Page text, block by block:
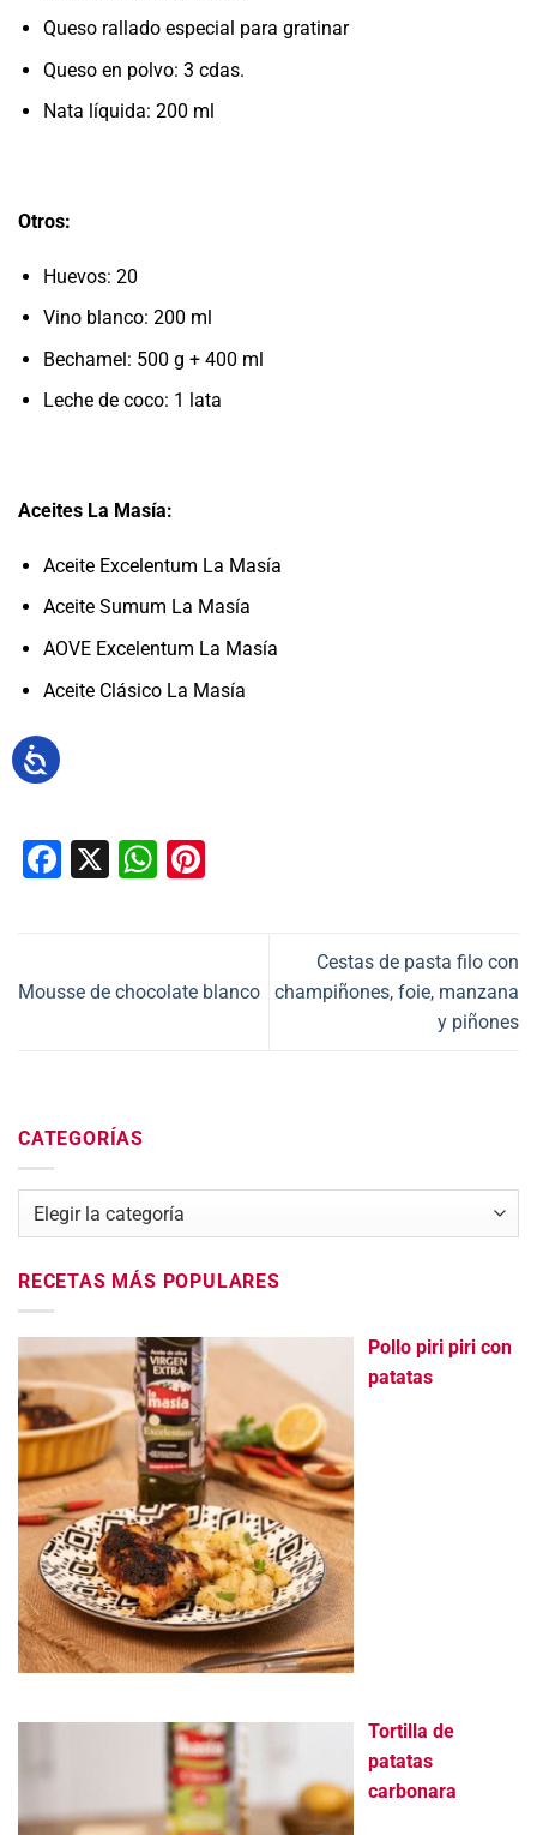
Queso rallado especial para gratinar
Queso en polvo: 3 cdas.
Nata líquida: 200 ml
Otros:
Huevos: 20
Vino blanco: 200 ml
Bechamel: 500 g + 400 ml
Leche de coco: 1 lata
Aceites La Masía:
Aceite Excelentum La Masía
Aceite Sumum La Masía
AOVE Excelentum La Masía
Aceite Clásico La Masía
Facebook
X WhatsApp
Mousse de chocolate blanco
Cestas de pasta filo con
champiñones, foie, manzana
y piñones
CATEGORÍAS
Categorías
RECETAS MÁS POPULARES
Pollo piri piri con
patatas
Tortilla de
patatas
carbonara